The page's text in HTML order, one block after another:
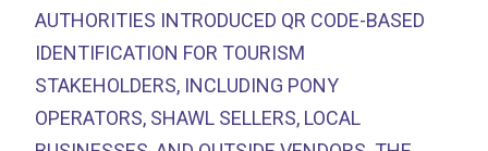
AUTHORITIES INTRODUCED QR CODE-BASED
IDENTIFICATION FOR TOURISM
STAKEHOLDERS, INCLUDING PONY
OPERATORS, SHAWL SELLERS, LOCAL